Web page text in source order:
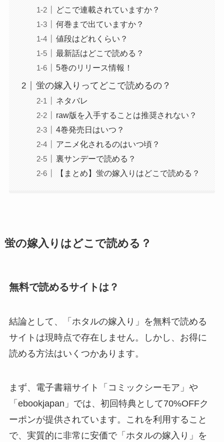
どこで連載されていますか？
何巻まで出ていますか？
値段はどれくらい？
最新話はどこで読める？
5巻のリリース情報！
蛍の嫁入りってどこで読めるの？
ネタバレ
raw版を入手することは推奨されない？
4巻発売日はいつ？
アニメ化されるのはいつ頃？
裏サンデーで読める？
【まとめ】蛍の嫁入りはどこで読める？
蛍の嫁入りはどこで読める？
無料で読めるサイトは？
結論として、「ホタルの嫁入り」を無料で読める
サイトは現時点で存在しません。しかし、お得に
読める方法はいくつかあります。
まず、電子書籍サイト「コミックシーモア」や
「ebookjapan」では、初回特典として70%OFFク
ーポンが提供されています。これを利用すること
で、実質的に非常に安価で「ホタルの嫁入り」を